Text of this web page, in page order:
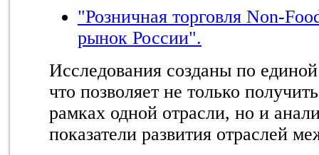
"Розничная торговля Non-
рынок России".
Исследования созданы по
что позволяет не только
рамках одной отрасли, но и
показатели развития отраслей